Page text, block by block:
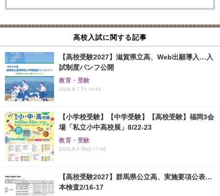
高校入試に関する記事
【高校受験2027】滋賀県立高、Web出願導入…入
試制度パンフ公開
教育・受験
2026.8.7 Fri 14:45
【小学校受験】【中学受験】【高校受験】福岡3会
場「私立小中高校展」8/22-23
教育・受験
2026.8.5 Wed 17:45
【高校受験2027】群馬県公立高、実施要項公表…
本検査2/16-17